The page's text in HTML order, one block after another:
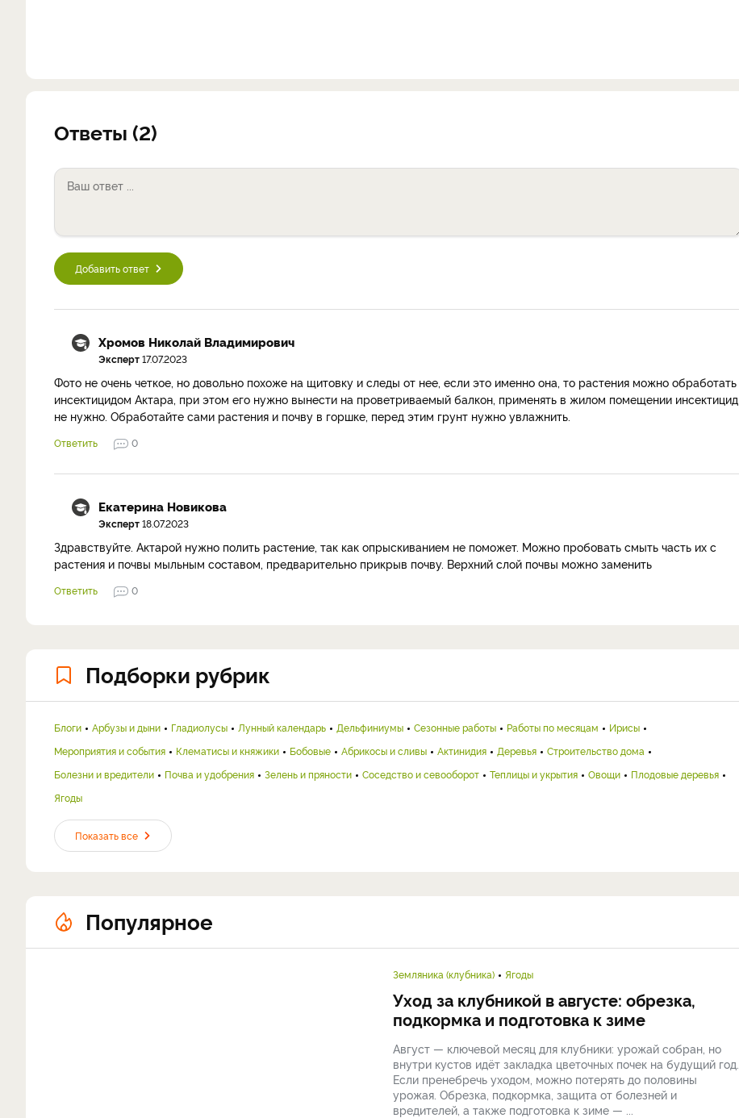
Ответы (2)
Добавить ответ
Хромов Николай Владимирович
Эксперт17.07.2023
Фото не очень четкое, но довольно похоже на щитовку и следы от нее, если это именно она, то растения можно обработать
инсектицидом Актара, при этом его нужно вынести на проветриваемый балкон, применять в жилом помещении инсектицид
не нужно. Обработайте сами растения и почву в горшке, перед этим грунт нужно увлажнить.
Ответить 0
Екатерина Новикова
Эксперт18.07.2023
Здравствуйте. Актарой нужно полить растение, так как опрыскиванием не поможет. Можно пробовать смыть часть их с
растения и почвы мыльным составом, предварительно прикрыв почву. Верхний слой почвы можно заменить
Ответить 0
Подборки рубрик
Блоги Арбузы и дыни Гладиолусы Лунный календарь Дельфиниумы Сезонные работы Работы по месяцам
Ирисы
Мероприятия и события
Клематисы и княжики Бобовые Абрикосы и сливы Актинидия Деревья
Строительство дома
Болезни и вредители
Почва и удобрения Зелень и пряности Соседство и севооборот Теплицы и укрытия Овощи
Плодовые деревья
Ягоды
Показать все
Популярное
Земляника (клубника) Ягоды
Уход за клубникой в августе: обрезка,
подкормка и подготовка к зиме
Август — ключевой месяц для клубники: урожай собран, но
внутри кустов идёт закладка цветочных почек на будущий год.
Если пренебречь уходом, можно потерять до половины
урожая. Обрезка, подкормка, защита от болезней и
вредителей, а также подготовка к зиме — ...